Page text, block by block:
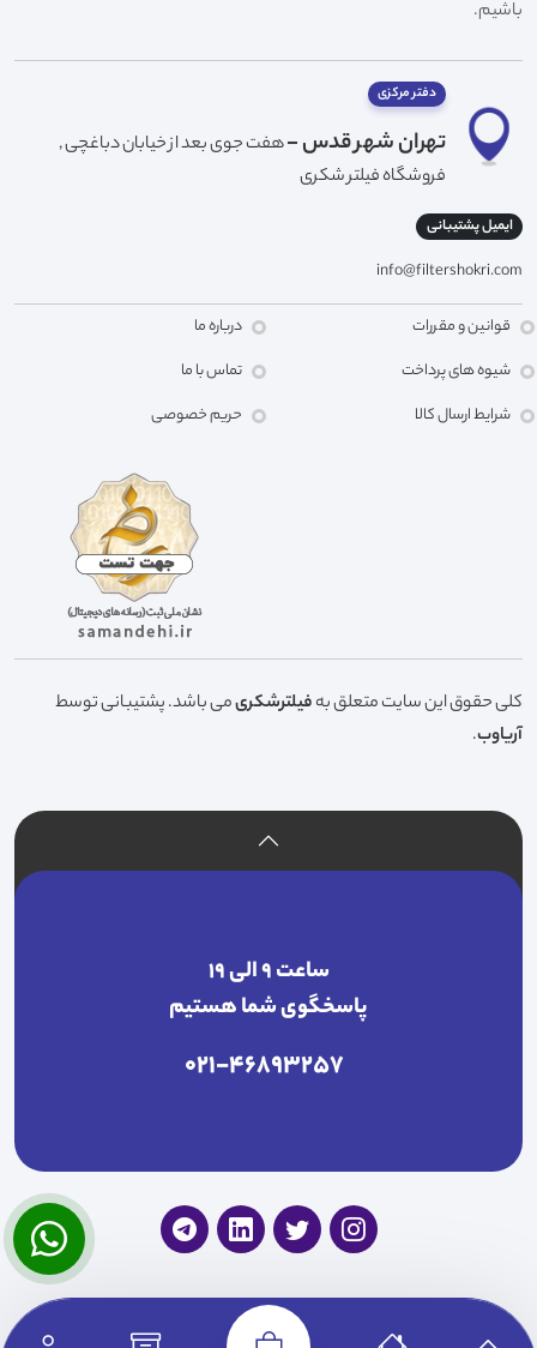
باشیم.
دفتر مرکزی
تهران شهر قدس -هفت جوی بعد از خیابان دباغچی ,
فروشگاه فیلتر شکری
ایمیل پشتیبانی
info@filtershokri.com
قوانین و مقررات
شیوه های پرداخت
شرایط ارسال کالا
درباره ما
تماس با ما
حریم خصوصی
کلی حقوق این سایت متعلق بهفیلترشکریمی باشد. پشتیبانی توسط
آریاوب.
ساعت ۹ الی ۱۹
پاسخگوی شما هستیم
021-46893257